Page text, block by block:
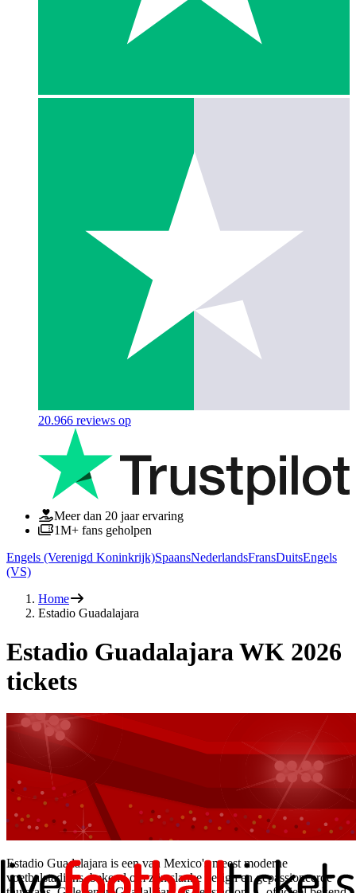
20.966 reviews op
Meer dan 20 jaar ervaring
1M+ fans geholpen
Engels (Verenigd Koninkrijk)SpaansNederlandsFransDuitsEngels
(VS)
Home
Estadio Guadalajara
Estadio Guadalajara WK 2026
tickets
Estadio Guadalajara is een van Mexico's meest moderne
voetbalstadions, bekend om zijn slanke design en gepassioneerde